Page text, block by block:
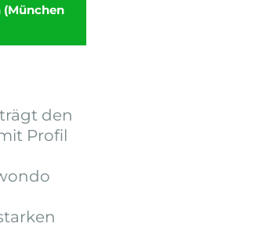
den
Profil